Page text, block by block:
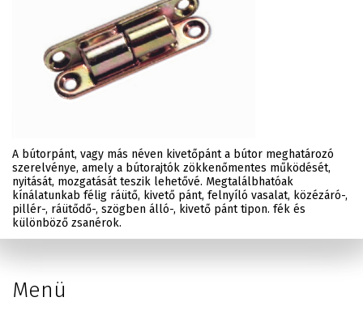
A bútorpánt, vagy más néven kivetőpánt a bútor meghatározó
szerelvénye, amely a bútorajtók zökkenőmentes működését,
nyitását, mozgatását teszik lehetővé. Megtalálbhatóak
kínálatunkab félig ráütő, kivető pánt, felnyíló vasalat, közézáró-,
pillér-, ráütődő-, szögben álló-, kivető pánt tipon. fék és
különböző zsanérok.
Menü